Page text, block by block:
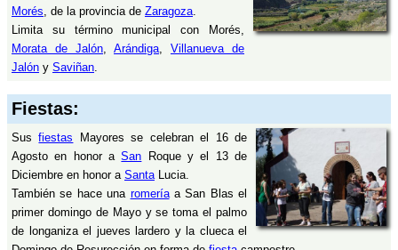
Morés, de la provincia de Zaragoza.
Limita su término municipal con Morés,
Morata de Jalón, Arándiga, Villanueva de
Jalón y Saviñan.
Fiestas:
Susfiestas Mayores se celebran el 16 de
Agosto en honor aSan Roque y el 13 de
Diciembre en honor a SantaLucia.
También se hace una romeríaa San Blas el
primer domingo de Mayo y se toma el palmo
de longaniza el jueves lardero y la clueca el